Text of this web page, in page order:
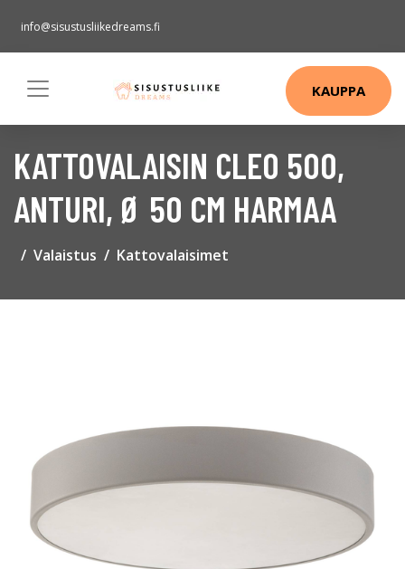
info@sisustusliikedreams.fi
KAUPPA
KATTOVALAISIN CLEO 500,
ANTURI, Ø 50 CM HARMAA
Valaistus Kattovalaisimet